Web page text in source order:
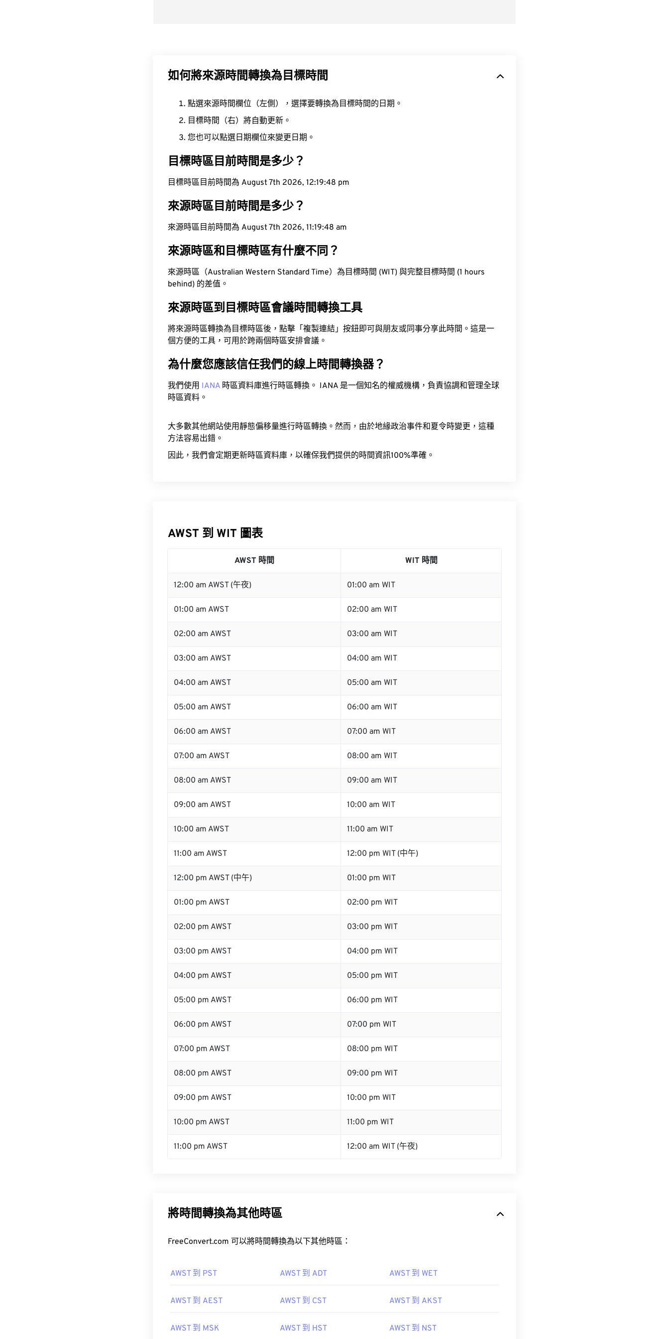
如何將來源時間轉換為目標時間
點選來源時間欄位（左側），選擇要轉換為目標時間的日期。
目標時間（右）將自動更新。
您也可以點選日期欄位來變更日期。
目標時區目前時間是多少？
目標時區目前時間為 August 7th 2026, 12:19:49 pm
來源時區目前時間是多少？
來源時區目前時間為 August 7th 2026, 11:19:49 am
來源時區和目標時區有什麼不同？
來源時區（Australian Western Standard Time）為目標時間 (WIT) 與完整目標時間 (1 hours
behind) 的差值。
來源時區到目標時區會議時間轉換工具
將來源時區轉換為目標時區後，點擊「複製連結」按鈕即可與朋友或同事分享此時間。這是一
個方便的工具，可用於跨兩個時區安排會議。
為什麼您應該信任我們的線上時間轉換器？
我們使用 IANA 時區資料庫進行時區轉換。 IANA 是一個知名的權威機構，負責協調和管理全球
時區資料。
大多數其他網站使用靜態偏移量進行時區轉換。然而，由於地緣政治事件和夏令時變更，這種
方法容易出錯。
因此，我們會定期更新時區資料庫，以確保我們提供的時間資訊100%準確。
AWST 到 WIT 圖表
AWST 時間 WIT 時間
12:00 am AWST (午夜) 01:00 am WIT
01:00 am AWST 02:00 am WIT
02:00 am AWST 03:00 am WIT
03:00 am AWST 04:00 am WIT
04:00 am AWST 05:00 am WIT
05:00 am AWST 06:00 am WIT
06:00 am AWST 07:00 am WIT
07:00 am AWST 08:00 am WIT
08:00 am AWST 09:00 am WIT
09:00 am AWST 10:00 am WIT
10:00 am AWST 11:00 am WIT
11:00 am AWST 12:00 pm WIT (中午)
12:00 pm AWST (中午) 01:00 pm WIT
01:00 pm AWST 02:00 pm WIT
02:00 pm AWST 03:00 pm WIT
03:00 pm AWST 04:00 pm WIT
04:00 pm AWST 05:00 pm WIT
05:00 pm AWST 06:00 pm WIT
06:00 pm AWST 07:00 pm WIT
07:00 pm AWST 08:00 pm WIT
08:00 pm AWST 09:00 pm WIT
09:00 pm AWST 10:00 pm WIT
10:00 pm AWST 11:00 pm WIT
11:00 pm AWST 12:00 am WIT (午夜)
將時間轉換為其他時區
FreeConvert.com 可以將時間轉換為以下其他時區：
AWST 到 PST AWST 到 ADT AWST 到 WET
AWST 到 AEST AWST 到 CST AWST 到 AKST
AWST 到 MSK AWST 到 HST AWST 到 NST